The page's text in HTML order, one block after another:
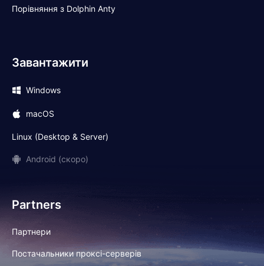
Порівняння з Dolphin Anty
Завантажити
Windows
macOS
Linux (Desktop & Server)
Android (скоро)
Partners
Партнери
Постачальники проксі-серверів